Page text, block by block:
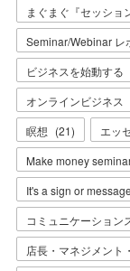
まぐまぐ『セッショ
Seminar/Webinar レ
ビジネスを始動する
オンラインビジネス
瞑想 (21) エッ
Make money
It's a sign or
コミュニケーション
店長・マネジメント